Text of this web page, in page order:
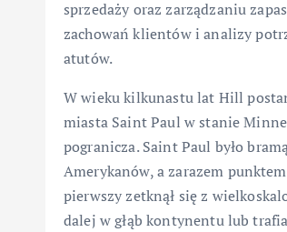
sprzedaży oraz zarządzaniu
zachowań klientów i analizy
atutów.
W wieku kilkunastu lat Hill
miasta Saint Paul w stanie
pogranicza. Saint Paul było
Amerykanów, a zarazem
pierwszy zetknął się z
dalej w głąb kontynentu lub